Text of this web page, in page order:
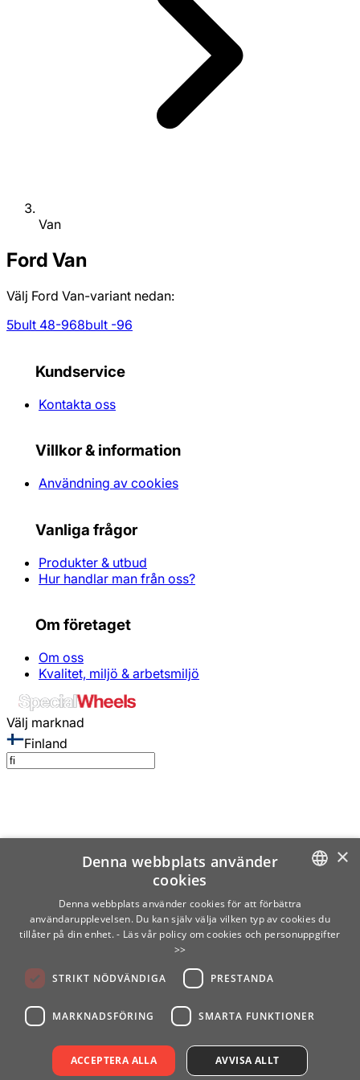
Van
Ford Van
Välj Ford Van-variant nedan:
5bult 48-968bult -96
Kundservice
Kontakta oss
Villkor & information
Användning av cookies
Vanliga frågor
Produkter & utbud
Hur handlar man från oss?
Om företaget
Om oss
Kvalitet, miljö & arbetsmiljö
Välj marknad
Finland
SWEDISH
×
Denna webbplats använder
cookies
Denna webbplats använder cookies för att förbättra
användarupplevelsen. Du kan själv välja vilken typ av cookies du
tillåter på din enhet. - Läs vår policy om cookies och personuppgifter
>>
STRIKT NÖDVÄNDIGA PRESTANDA
MARKNADSFÖRING SMARTA FUNKTIONER
ACCEPTERA ALLA AVVISA ALLT